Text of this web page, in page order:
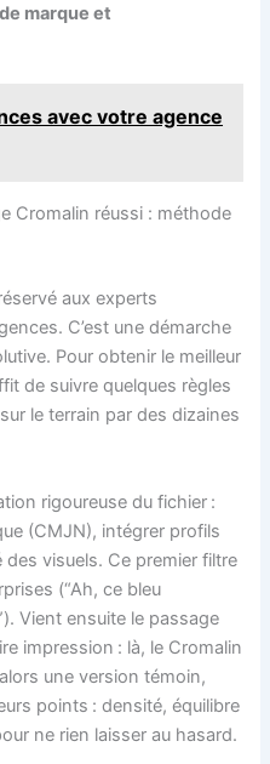
marque et
avec votre agence
Cromalin réussi : méthode
aux experts
C’est une démarche
Pour obtenir le meilleur
de suivre quelques règles
le terrain par des dizaines
rigoureuse du fichier :
(CMJN), intégrer profils
visuels. Ce premier filtre
(“Ah, ce bleu
Vient ensuite le passage
impression : là, le Cromalin
une version témoin,
points : densité, équilibre
ne rien laisser au hasard.